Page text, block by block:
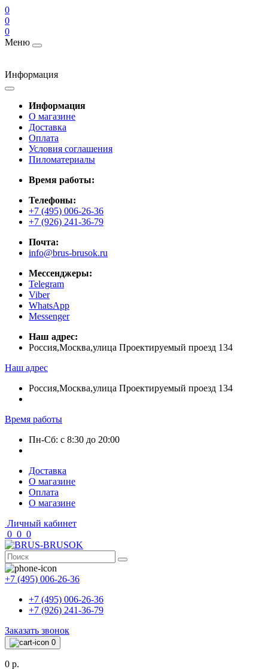
0
0
0
Меню
Информация
Информация
О магазине
Доставка
Оплата
Условия соглашения
Пиломатериалы
Время работы:
Телефоны:
+7 (495) 006-26-36
+7 (926) 241-36-79
Почта:
info@brus-brusok.ru
Мессенджеры:
Telegram
Viber
WhatsApp
Messenger
Наш адрес:
Россия,Москва,улица Проектируемый проезд 134
Наш адрес
Россия,Москва,улица Проектируемый проезд 134
Время работы
Пн-Сб: с 8:30 до 20:00
Доставка
О магазине
Оплата
О магазине
Личный кабинет
0 0 0
+7 (495) 006-26-36
+7 (495) 006-26-36
+7 (926) 241-36-79
Заказать звонок
0
0 р.